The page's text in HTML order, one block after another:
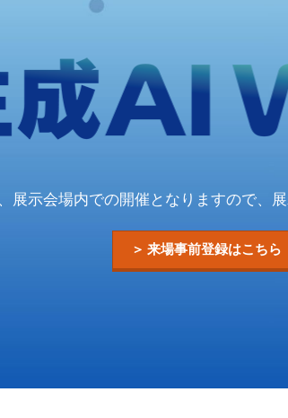
テーマ別 出展製品・セミナ
効率的なブースのまわり方
グループ来場特典
交通アクセス
シー
展示会場内での開催となりますので、
＞ 来場事前登録はこちら